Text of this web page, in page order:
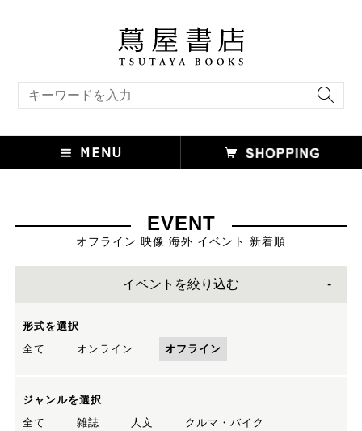
EVENT
オフライン 映像 海外 イベント 新着順
イベントを絞り込む
形式を選択
全て
オンライン オフライン
ジャンルを選択
全て
雑誌 人文
クルマ・バイク